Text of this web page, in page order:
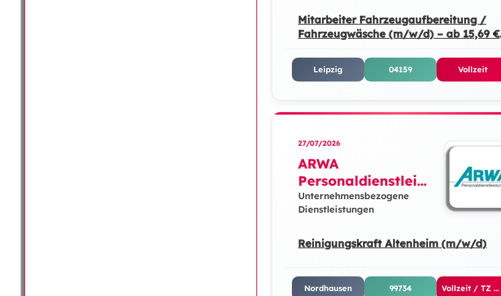
Mitarbeiter Fahrzeugaufbereitung /
Fahrzeugwäsche (m/w/d) – ab 15,69 €
Leipzig 04159 Vollzeit
27/07/2026
ARWA
Personaldienstleist
ungen GmbH
Unternehmensbezogene
Dienstleistungen
Reinigungskraft Altenheim (m/w/d)
Nordhausen 99734 Vollzeit / TZ Nachmittags / TZ Vormittags